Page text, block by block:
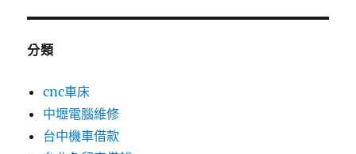
分類
cnc車床
中壢電腦維修
台中機車借款